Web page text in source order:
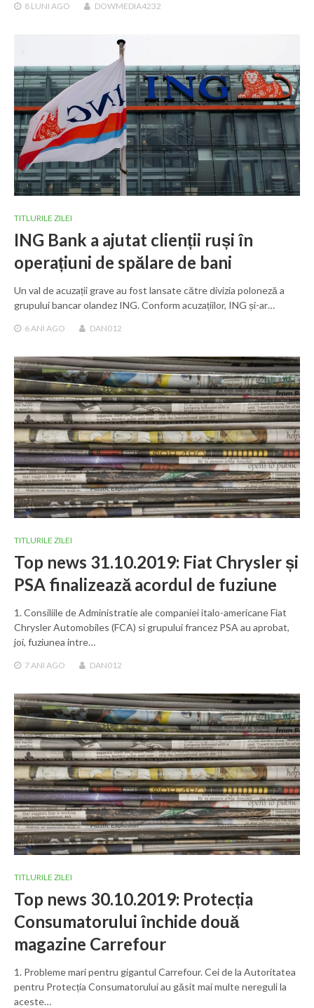
8 LUNI AGO DOWMEDIA4232
TITLURILE ZILEI
ING Bank a ajutat clienții ruși în
operațiuni de spălare de bani
Un val de acuzații grave au fost lansate către divizia poloneză a
grupului bancar olandez ING. Conform acuzațiilor, ING și-ar…
6 ANI AGO DAN012
TITLURILE ZILEI
Top news 31.10.2019: Fiat Chrysler și
PSA finalizează acordul de fuziune
1. Consiliile de Administratie ale companiei italo-americane Fiat
Chrysler Automobiles (FCA) si grupului francez PSA au aprobat,
joi, fuziunea intre…
7 ANI AGO DAN012
TITLURILE ZILEI
Top news 30.10.2019: Protecția
Consumatorului închide două
magazine Carrefour
1. Probleme mari pentru gigantul Carrefour. Cei de la Autoritatea
pentru Protecția Consumatorului au găsit mai multe nereguli la
aceste…